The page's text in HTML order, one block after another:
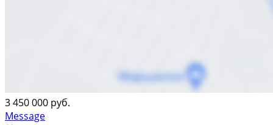
3 450 000 руб.
Message